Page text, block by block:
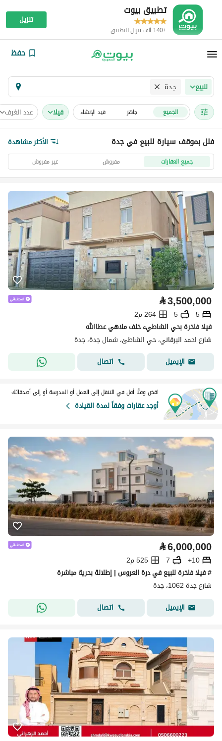
تطبيق بيوت
+140 ألف تنزيل للتطبيق
تنزيل
حفظ
للبيع جدة
الجميع جاهز قيد الإنشاء فیلا عدد الغرف
فلل بموقف سيارة للبيع في جدة الأكثر مشاهدة
جميع العقارات مفروش غير مفروش
⃁3,500,000
5
5
264 م2
فيلا فاخرة بحي الشاطيء خلف ملاهي عطاالله
شارع احمد البرقاني، حي الشاطئ، شمال جدة، جدة
الإيميل
اتصال
اقض وقتًا أقل في التنقل إلى العمل أو المدرسة أو إلى أصدقائك
أوجد عقارات وفقاً لمدة القيادة
⃁6,000,000
10+
7
525 م2
# فيلا فاخرة للبيع في درة العروس | إطلالة بحرية مباشرة
شارع جدة 1062، جدة
الإيميل
اتصال